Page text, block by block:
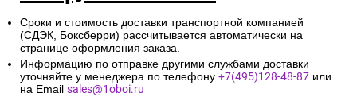
Сроки и стоимость доставки транспортной компанией
(СДЭК, Боксберри) рассчитывается автоматически на
странице оформления заказа.
Информацию по отправке другими службами доставки
уточняйте у менеджера по телефону +7(495)128-48-87 или
на Email sales@1oboi.ru